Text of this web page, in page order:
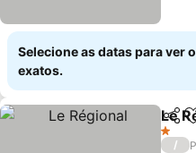
Selecione as datas para ver
exatos.
Le
1
/